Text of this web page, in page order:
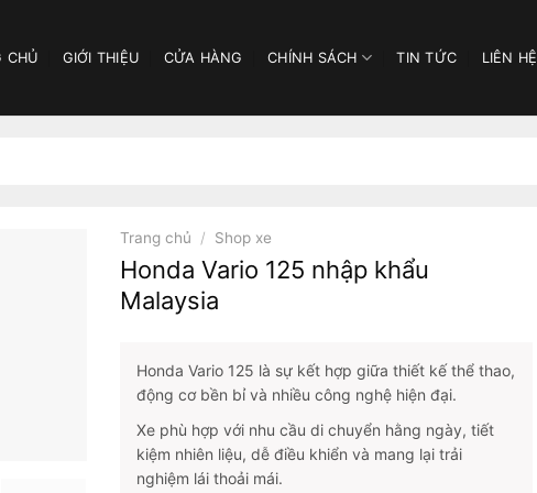
CHỦ GIỚI THIỆU CỬA HÀNG CHÍNH SÁCH TIN TỨC LIÊN HỆ
Trang chủ / Shop xe
Honda Vario 125 nhập khẩu
Malaysia
Honda Vario 125 là sự kết hợp giữa thiết kế thể thao,
động cơ bền bỉ và nhiều công nghệ hiện đại.
Xe phù hợp với nhu cầu di chuyển hằng ngày, tiết
kiệm nhiên liệu, dễ điều khiển và mang lại trải
nghiệm lái thoải mái.